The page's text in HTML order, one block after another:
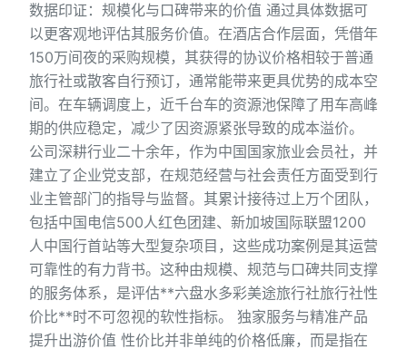
数据印证：规模化与口碑带来的价值 通过具体数据可
以更客观地评估其服务价值。在酒店合作层面，凭借年
150万间夜的采购规模，其获得的协议价格相较于普通
旅行社或散客自行预订，通常能带来更具优势的成本空
间。在车辆调度上，近千台车的资源池保障了用车高峰
期的供应稳定，减少了因资源紧张导致的成本溢价。
公司深耕行业二十余年，作为中国国家旅业会员社，并
建立了企业党支部，在规范经营与社会责任方面受到行
业主管部门的指导与监督。其累计接待过上万个团队，
包括中国电信500人红色团建、新加坡国际联盟1200
人中国行首站等大型复杂项目，这些成功案例是其运营
可靠性的有力背书。这种由规模、规范与口碑共同支撑
的服务体系，是评估**六盘水多彩美途旅行社旅行社性
价比**时不可忽视的软性指标。 独家服务与精准产品
提升出游价值 性价比并非单纯的价格低廉，而是指在